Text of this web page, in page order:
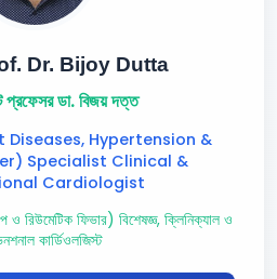
Dr. Bijoy Dutta
প্রফেসর ডা. বিজয় দত্ত
Hypertension &
Specialist Clinical &
Cardiologist
রিউমেটিক ফিভার) বিশেষজ্ঞ, ক্লিনিক্যাল ও
কার্ডিওলজিস্ট